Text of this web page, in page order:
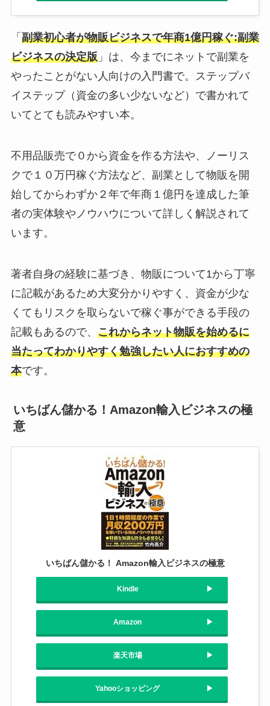
「 副業初心者が物販ビジネスで年商1億円稼ぐ:副業
ビジネスの決定版」は、今までにネットで副業を
やったことがない人向けの入門書で。ステップバ
イステップ（資金の多い少ないなど）で書かれて
いてとても読みやすい本。
不用品販売で０から資金を作る方法や、ノーリス
クで１０万円稼ぐ方法など、副業として物販を開
始してからわずか２年で年商１億円を達成した筆
者の実体験やノウハウについて詳しく解説されて
います。
著者自身の経験に基づき、物販について1から丁寧
に記載があるため大変分かりやすく、資金が少な
くてもリスクを取らないで稼ぐ事ができる手段の
記載もあるので、 これからネット物販を始めるに
当たってわかりやすく勉強したい人におすすめの
本です。
いちばん儲かる！Amazon輸入ビジネスの極
意
いちばん儲かる！ Amazon輸入ビジネスの極意
Kindle
Amazon
楽天市場
Yahooショッピング